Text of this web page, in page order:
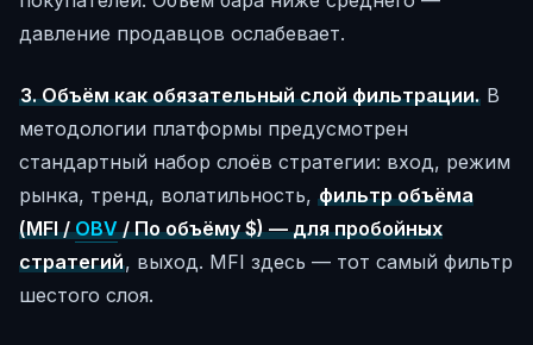
давление продавцов ослабевает.
3. Объём как обязательный слой фильтрации.В
методологии платформы предусмотрен
стандартный набор слоёв стратегии: вход, режим
рынка, тренд, волатильность, фильтр объёма
(MFI /OBV/ По объёму $) — для пробойных
стратегий, выход. MFI здесь — тот самый фильтр
шестого слоя.